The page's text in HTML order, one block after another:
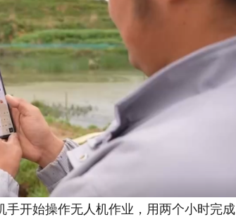
开始操作无人机作业，用两个小时完成